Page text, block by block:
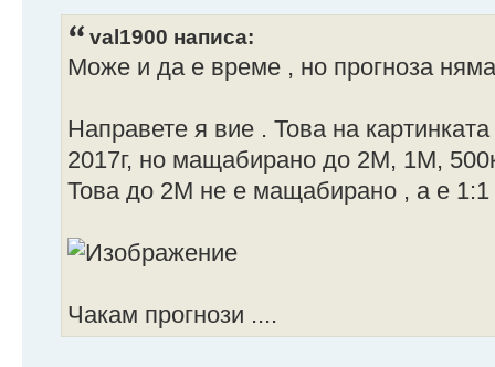
val1900 написа:
Може и да е време , но прогноза
Направете я вие . Това на
2017г, но мащабирано до 2М, 1М,
Това до 2М не е мащабирано , а е 1:1
Чакам прогнози ....